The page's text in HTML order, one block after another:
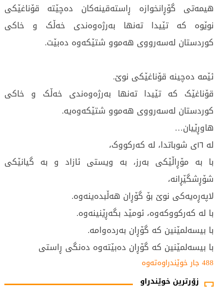
هیمەتی گۆڕانخوازە ڕاستەقینەکان دەچێتە قۆناغێکی
نوێوە کە تێیدا تەنها بەرژەوەندی خەڵک و خاکی
کوردستان لەسەرووی هەموو شتێکەوە دەبێت.
ئێمە دەچینە قۆناغێکی نوێ.
قۆناغێک کە تێیدا تەنها بەرژەوەندی خەڵک و خاکی
کوردستان لەسەرووی هەموو شتێکەوەیە.
هاوڕێیان…
لە ١٦ی شوباتدا، لە کەرکووک،
با بە مۆڕاڵێکی بەرز، بە ویستی ئازاد و بە گیانێکی
شۆڕشگێڕانە،
لاپەڕەیەکی نوێ بۆ گۆڕان هەڵبدەینەوە.
با لە کەرکووکەوە، ئومێد بگەڕێنینەوە.
با بیسەلمێنین کە گۆڕان بەردەوامە.
با بیسەلمێنین کە گۆڕان دەبێتەوە دەنگی ڕاستی
488 جار خوێندراوەتەوە
زۆرترین خوێندراو